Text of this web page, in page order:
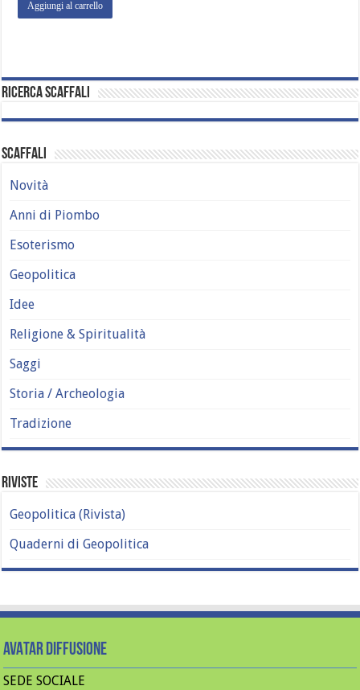
Aggiungi al carrello
Ricerca Scaffali
Scaffali
Novità
Anni di Piombo
Esoterismo
Geopolitica
Idee
Religione & Spiritualità
Saggi
Storia / Archeologia
Tradizione
Riviste
Geopolitica (Rivista)
Quaderni di Geopolitica
AVATAR Diffusione
SEDE SOCIALE